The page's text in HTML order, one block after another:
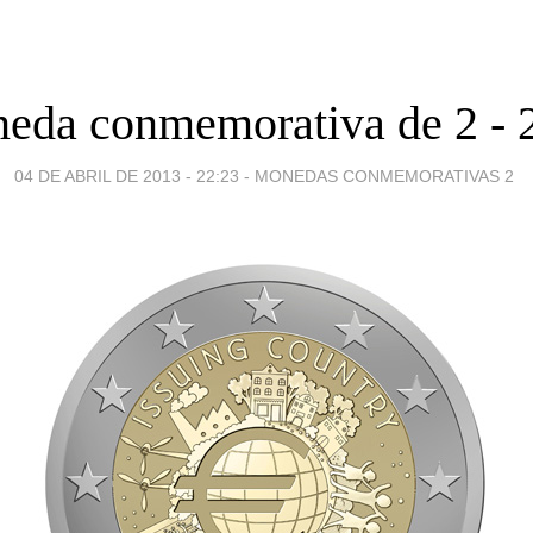
conmemorativa de 2 -
04 DE ABRIL DE 2013 - 22:23 - MONEDAS CONMEMORATIVAS 2 